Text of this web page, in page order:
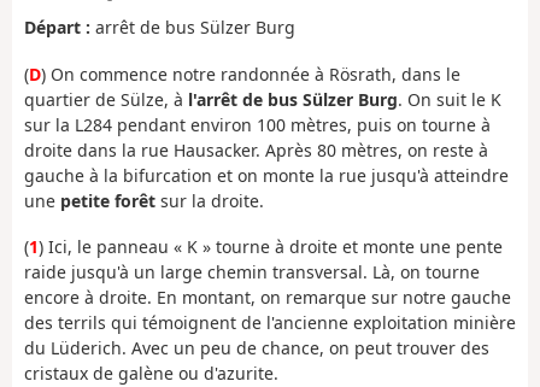
Départ : arrêt de bus Sülzer Burg
(D) On commence notre randonnée à Rösrath, dans le
quartier de Sülze, à l'arrêt de bus Sülzer Burg. On suit le K
sur la L284 pendant environ 100 mètres, puis on tourne à
droite dans la rue Hausacker. Après 80 mètres, on reste à
gauche à la bifurcation et on monte la rue jusqu'à atteindre
une petite forêt sur la droite.
(1) Ici, le panneau « K » tourne à droite et monte une pente
raide jusqu'à un large chemin transversal. Là, on tourne
encore à droite. En montant, on remarque sur notre gauche
des terrils qui témoignent de l'ancienne exploitation minière
du Lüderich. Avec un peu de chance, on peut trouver des
cristaux de galène ou d'azurite.